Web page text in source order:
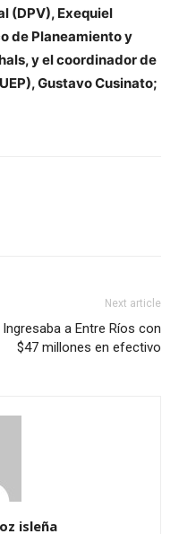
(DPV), Exequiel
de Planeamiento y
y el coordinador de
Gustavo Cusinato;
Next article
Ingresaba a Entre Ríos con
$47 millones en efectivo
isleña